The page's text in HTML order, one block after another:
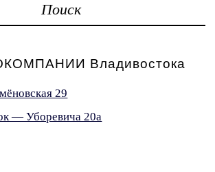
Поиск
Владивостока
29
— Уборевича 20а